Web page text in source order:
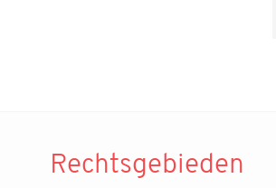
Rechtsgebieden